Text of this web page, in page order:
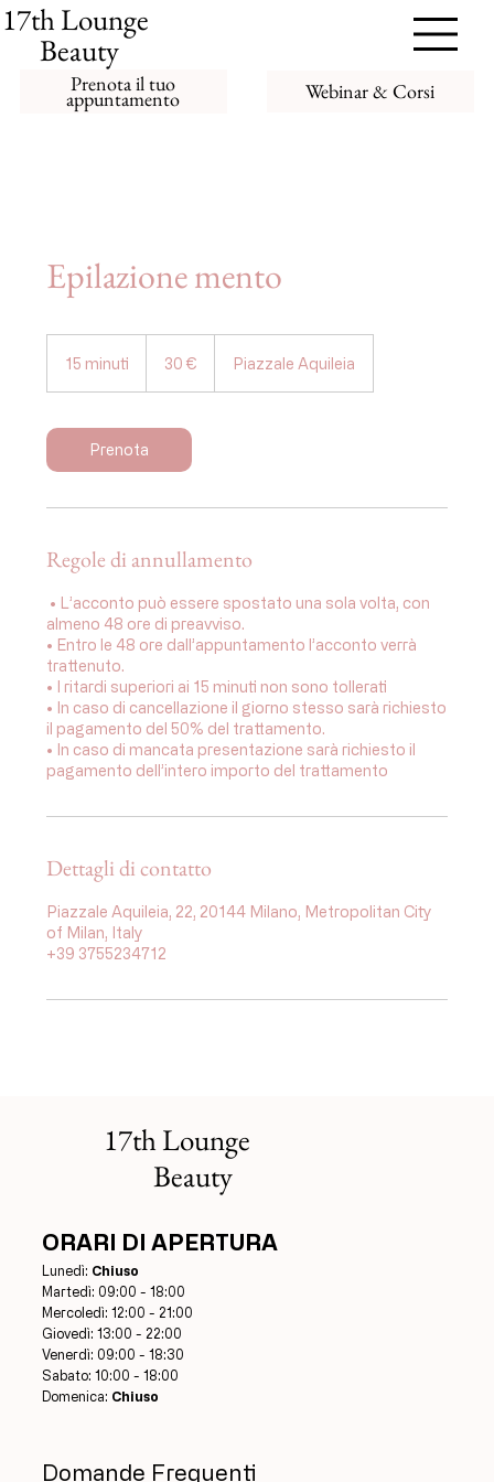
17th Lounge
Beauty
Prenota il tuo
appuntamento Webinar & Corsi
Epilazione mento
15 minuti
i
n
u
i
30 € Piazzale Aquileia
Prenota
Regole di annullamento
⁠ •⁠ L’acconto può essere spostato una sola volta, con
almeno 48 ore di preavviso.
•⁠ ⁠Entro le 48 ore dall’appuntamento l’acconto verrà
trattenuto.
•⁠ I ritardi superiori ai 15 minuti non sono tollerati
•⁠ ⁠In caso di cancellazione il giorno stesso sarà richiesto
il pagamento del 50% del trattamento.
•⁠ ⁠In caso di mancata presentazione sarà richiesto il
pagamento dell’intero importo del trattamento
Dettagli di contatto
Piazzale Aquileia, 22, 20144 Milano, Metropolitan City
of Milan, Italy
+39 3755234712
17th Lounge
Beauty
ORARI DI APERTURA
Lunedì: Chiuso
Martedì: 09:00 - 18:00
Mercoledì: 12:00 - 21:00
Giovedì: 13:00 - 22:00
Venerdì: 09:00 - 18:30
Sabato: 10:00 - 18:00
Domenica: Chiuso
Domande Frequenti